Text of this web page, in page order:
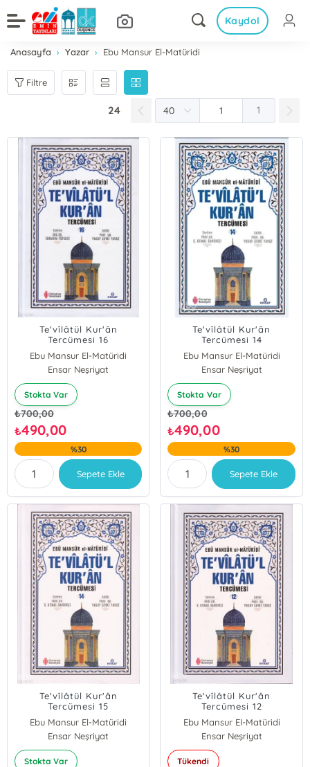
Kaydol
Anasayfa Yazar Ebu Mansur El-Matüridi
Filtre
24 1
Te'vîlâtül Kur'ân
Tercümesi 16
Ebu Mansur El-Matüridi
Ensar Neşriyat
Stokta Var
₺700,00
₺490,00
%30
Sepete Ekle
Te'vîlâtül Kur'ân
Tercümesi 14
Ebu Mansur El-Matüridi
Ensar Neşriyat
Stokta Var
₺700,00
₺490,00
%30
Sepete Ekle
Te'vîlâtül Kur'ân
Tercümesi 15
Ebu Mansur El-Matüridi
Ensar Neşriyat
Stokta Var
Te'vîlâtül Kur'ân
Tercümesi 12
Ebu Mansur El-Matüridi
Ensar Neşriyat
Tükendi